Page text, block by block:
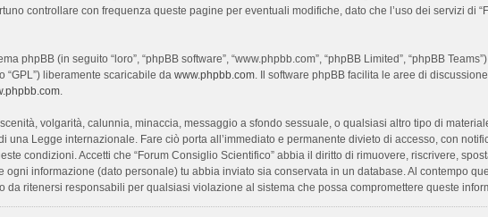
controllare con frequenza queste pagine per eventuali modifiche, dato che l’uso dei servizi di
phpBB (in seguito “loro”, “phpBB software”, “www.phpbb.com”, “phpBB Limited”, “phpBB
“GPL”) liberamente scaricabile da www.phpbb.com. Il software phpBB facilita le aree di
.
volgarità, calunnia, minaccia, messaggio a sfondo sessuale, o qualsiasi altro tipo di
una Legge internazionale. Fare ciò porta all’immediato e permanente divieto di accesso, con
condizioni. Accetti che “Forum Consiglio Scientifico” abbia il diritto di rimuovere, riscrivere,
ogni informazione (dato personale) tu abbia inviato sia conservata in un database. Al contempo
da ritenersi responsabili per qualsiasi violazione al sistema che possa compromettere queste